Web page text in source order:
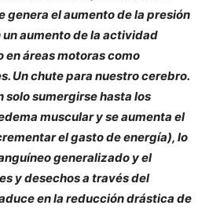
genera el aumento de la presión
aumento de la actividad
áreas motoras como
Un chute para nuestro cerebro.
solo sumergirse hasta los
muscular y se aumenta el
el gasto de energía), lo
generalizado y el
y desechos a través del
en la reducción drástica de